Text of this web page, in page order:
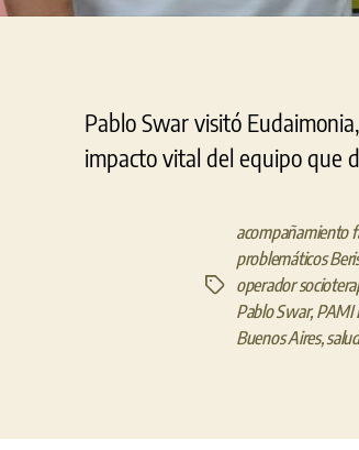
Pablo Swar visitó
impacto vital del equipo que
Etiquetas
acompañamiento
problemáticos
operador
Pablo Swar,PAMI
Buenos Aires,